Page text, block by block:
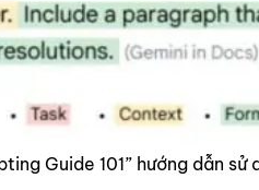
Guide 101” hướng dẫn sử